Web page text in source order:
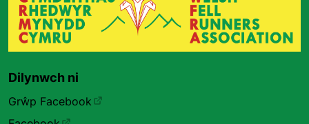
Dilynwch ni
Grŵp Facebook